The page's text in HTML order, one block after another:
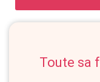
Toute sa